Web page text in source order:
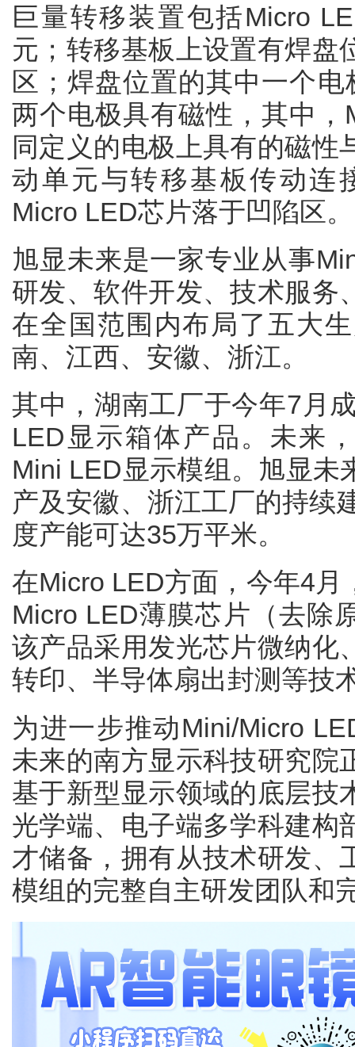
巨量转移装置包括Micro
元；转移基板上设置有焊盘
区；焊盘位置的其中一个
两个电极具有磁性，其中
同定义的电极上具有的磁性
动单元与转移基板传动连
Micro LED芯片落于凹陷区。
旭显未来是一家专业从事
研发、软件开发、技术服务
在全国范围内布局了五大
南、江西、安徽、浙江。
其中，湖南工厂于今年7月
LED显示箱体产品。未来
Mini LED显示模组。旭显未
产及安徽、浙江工厂的持续
度产能可达35万平米。
在Micro LED方面，今年4
Micro LED薄膜芯片（去除
该产品采用发光芯片微纳化
转印、半导体扇出封测等技
为进一步推动Mini/Micro
未来的南方显示科技研究院
基于新型显示领域的底层技
光学端、电子端多学科建构
才储备，拥有从技术研发、
模组的完整自主研发团队和